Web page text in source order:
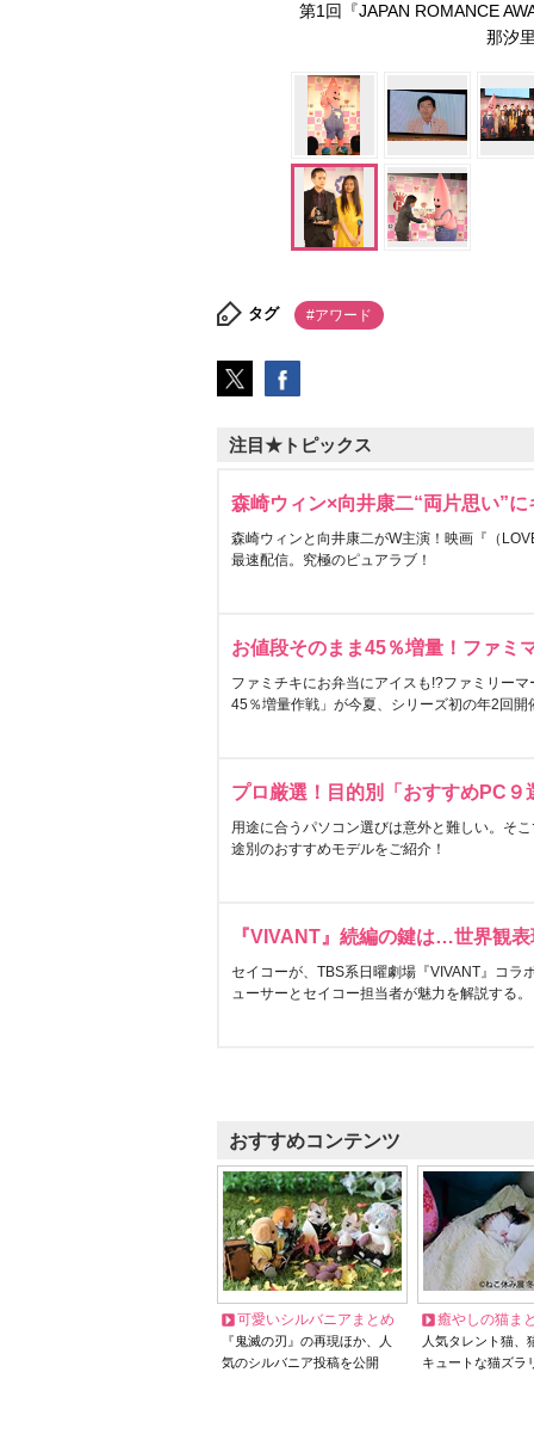
第1回『JAPAN ROMANCE
那汐
タグ #アワード
注目★トピックス
森崎ウィン×向井康二“両片思い”
森崎ウィンと向井康二がW主演！映画『（
最速配信。究極のピュアラブ！
お値段そのまま45％増量！ファミ
ファミチキにお弁当にアイスも!?ファミリー
45％増量作戦」が今夏、シリーズ初の年2回開
プロ厳選！目的別「おすすめPC９
用途に合うパソコン選びは意外と難しい。そ
途別のおすすめモデルをご紹介！
『VIVANT』続編の鍵は…世界観
セイコーが、TBS系日曜劇場『VIVANT』コラ
ューサーとセイコー担当者が魅力を解説する。
おすすめコンテンツ
可愛いシルバニアまとめ
『鬼滅の刃』の再現ほか、人
気のシルバニア投稿を公開
癒やしの猫ま
人気タレント猫
キュートな猫ズラ